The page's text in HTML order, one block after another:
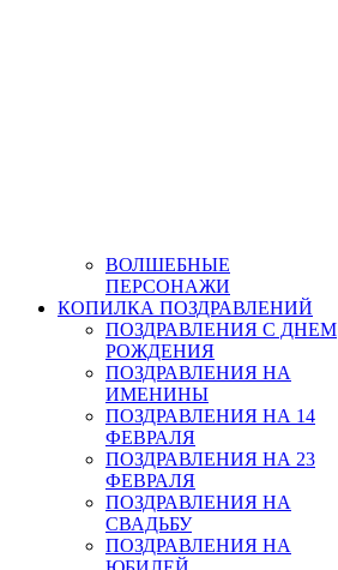
ВОЛШЕБНЫЕ
ПЕРСОНАЖИ
КОПИЛКА ПОЗДРАВЛЕНИЙ
ПОЗДРАВЛЕНИЯ С ДНЕМ
РОЖДЕНИЯ
ПОЗДРАВЛЕНИЯ НА
ИМЕНИНЫ
ПОЗДРАВЛЕНИЯ НА 14
ФЕВРАЛЯ
ПОЗДРАВЛЕНИЯ НА 23
ФЕВРАЛЯ
ПОЗДРАВЛЕНИЯ НА
СВАДЬБУ
ПОЗДРАВЛЕНИЯ НА